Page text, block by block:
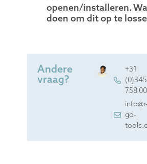
openen/installeren.
doen om dit op te
Andere
vraag?
+31
(0)345
758
info@r-
go-